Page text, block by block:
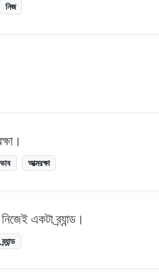
নিজ
আত্মরক্ষা
একটা ব্র্যান্ড।
ব্র্যান্ড